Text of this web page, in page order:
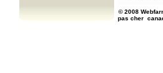
© 2008
pas cher